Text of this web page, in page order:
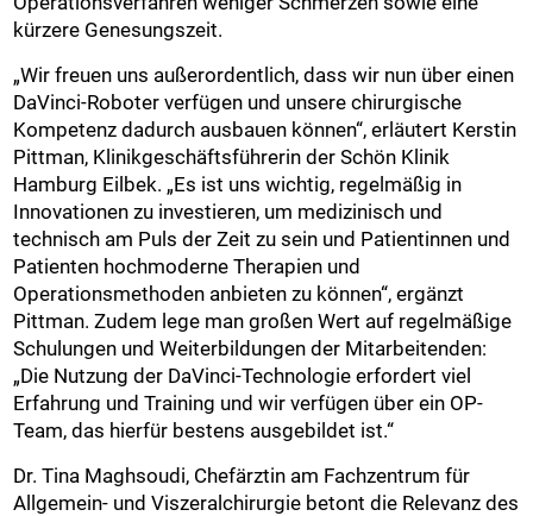
kürzere Genesungszeit.
„Wir freuen uns außerordentlich, dass wir nun über einen
DaVinci-Roboter verfügen und unsere chirurgische
Kompetenz dadurch ausbauen können“, erläutert Kerstin
Pittman, Klinikgeschäftsführerin der Schön Klinik
Hamburg Eilbek. „Es ist uns wichtig, regelmäßig in
Innovationen zu investieren, um medizinisch und
technisch am Puls der Zeit zu sein und Patientinnen und
Patienten hochmoderne Therapien und
Operationsmethoden anbieten zu können“, ergänzt
Pittman. Zudem lege man großen Wert auf regelmäßige
Schulungen und Weiterbildungen der Mitarbeitenden:
„Die Nutzung der DaVinci-Technologie erfordert viel
Erfahrung und Training und wir verfügen über ein OP-
Team, das hierfür bestens ausgebildet ist.“
Dr. Tina Maghsoudi, Chefärztin am Fachzentrum für
Allgemein- und Viszeralchirurgie betont die Relevanz des